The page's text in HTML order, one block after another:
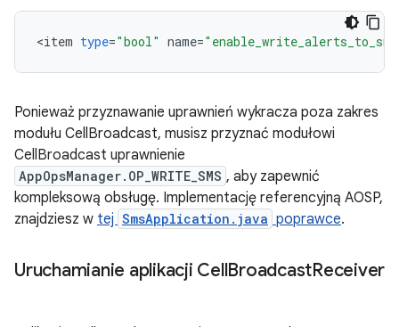
<item type="bool" name=
Ponieważ przyznawanie uprawnień wykracza poza zakres
modułu CellBroadcast, musisz przyznać modułowi
CellBroadcast uprawnienie
AppOpsManager.OP_WRITE_SMS , aby zapewnić
kompleksową obsługę. Implementację referencyjną AOSP,
znajdziesz w tej SmsApplication.java poprawce.
Uruchamianie aplikacji CellBroadcastReceiver